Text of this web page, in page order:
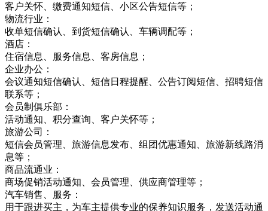
客户关怀、缴费通知短信、小区公告短信等；
物流行业：
收单短信确认、到货短信确认、车辆调配等；
酒店：
住宿信息、服务信息、客房信息；
企业办公：
会议通知短信确认、短信日程提醒、公告订阅短信、招聘短信
联系等；
会员制俱乐部：
活动通知、积分查询、客户关怀等；
旅游公司：
短信会员管理、旅游信息发布、组团优惠通知、旅游新线路消
息等；
商品流通业：
商场促销活动通知、会员管理、供应商管理等；
汽车销售、服务：
用于跟进买主，为车主提供专业的保养知识服务，发送活动通